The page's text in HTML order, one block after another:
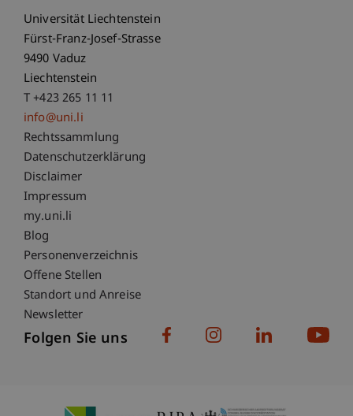
Universität Liechtenstein
Fürst-Franz-Josef-Strasse
9490 Vaduz
Liechtenstein
T +423 265 11 11
info@uni.li
Fußzeile Rechtliche Hinweise
Rechtssammlung
Datenschutzerklärung
Disclaimer
Impressum
Fußzeile Subdomain-Verzeichnis
my.uni.li
Blog
Personenverzeichnis
Offene Stellen
Standort und Anreise
Newsletter
Folgen Sie uns